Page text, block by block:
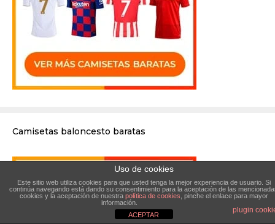
Camisetas baloncesto baratas
Uso de cookies
Este sitio web utiliza cookies para que usted tenga la mejor experiencia de usuario. Si
continúa navegando está dando su consentimiento para la aceptación de las
cookies y la aceptación de nuestra política de cookies , pinche el enlace para mayor
información.
plugin
ACEPTAR